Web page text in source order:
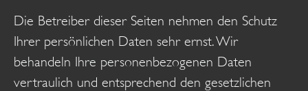
Die Betreiber dieser Seiten nehmen den Schutz
Ihrer persönlichen Daten sehr ernst. Wir
behandeln Ihre personenbezogenen Daten
vertraulich und entsprechend den gesetzlichen